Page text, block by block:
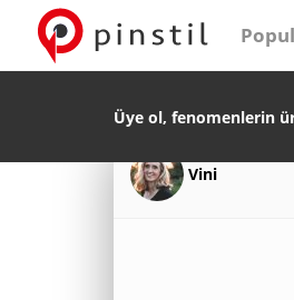
Üye ol, fenomenlerin
Vini